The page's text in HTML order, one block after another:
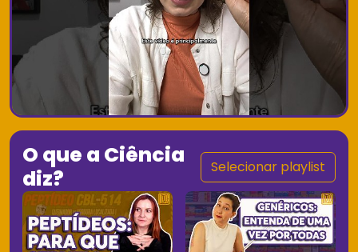
O que a Ciência
diz?
Selecionar playlist